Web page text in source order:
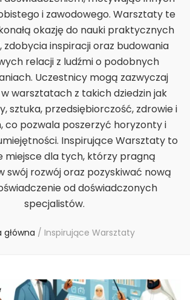
i zawodowego. Warsztaty te
okazję do nauki praktycznych
zdobycia inspiracji oraz budowania
relacji z ludźmi o podobnych
Uczestnicy mogą zazwyczaj
w warsztatach z takich dziedzin jak
sztuka, przedsiębiorczość, zdrowie i
co pozwala poszerzyć horyzonty i
Inspirujące Warsztaty to
miejsce dla tych, którzy pragną
swój rozwój oraz pozyskiwać nową
od doświadczonych
specjalistów.
główna / Inspirujące Warsztaty